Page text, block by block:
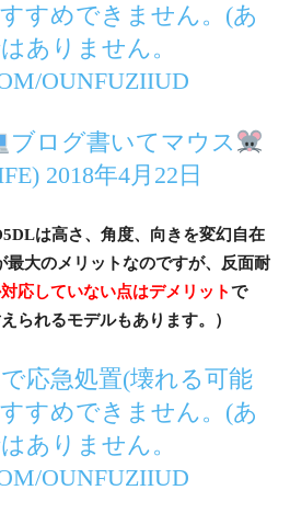
すめできません。(あ
ありません。
OUNFUZIIUD
ブログ書いてマウス
2018年4月22日
は高さ、角度、向きを変幻自在
最大のメリットなのですが、反面耐
応していない点はデメリットで
られるモデルもあります。）
応急処置(壊れる可能
すめできません。(あ
ありません。
OUNFUZIIUD